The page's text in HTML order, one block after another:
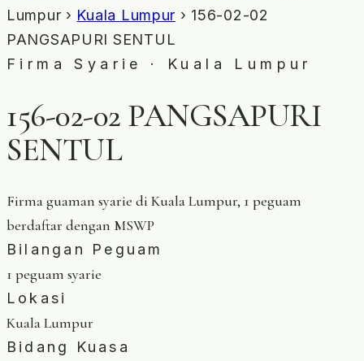
Lumpur › Kuala Lumpur › 156-02-02
PANGSAPURI SENTUL
Firma Syarie · Kuala Lumpur
156-02-02 PANGSAPURI
SENTUL
Firma guaman syarie di Kuala Lumpur, 1 peguam
berdaftar dengan MSWP
Bilangan Peguam
1 peguam syarie
Lokasi
Kuala Lumpur
Bidang Kuasa